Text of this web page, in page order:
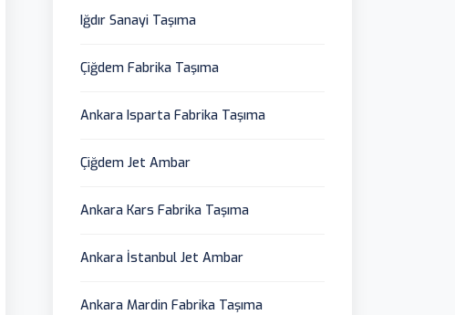
Iğdır Sanayi Taşıma
Çiğdem Fabrika Taşıma
Ankara Isparta Fabrika Taşıma
Çiğdem Jet Ambar
Ankara Kars Fabrika Taşıma
Ankara İstanbul Jet Ambar
Ankara Mardin Fabrika Taşıma